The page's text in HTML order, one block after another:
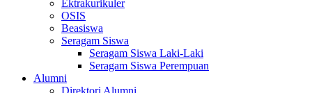
Ektrakurikuler
OSIS
Beasiswa
Seragam Siswa
Seragam Siswa Laki-Laki
Seragam Siswa Perempuan
Alumni
Direktori Alumni